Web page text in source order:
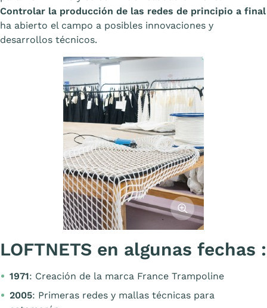
Controlar la producción de las redes de principio a final
ha abierto el campo a posibles innovaciones y
desarrollos técnicos.
Afficher l'image
LOFTNETS en algunas fechas :
1971: Creación de la marca France Trampoline
2005: Primeras redes y mallas técnicas para